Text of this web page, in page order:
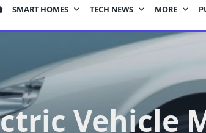
SMART HOMES TECH NEWS MORE
Vehicle